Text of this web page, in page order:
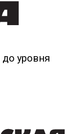
уровня